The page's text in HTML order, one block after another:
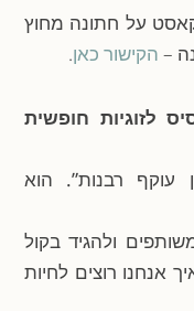
על חתונה מחוץ
–הקישור כאן.
לזוגיות חופשית
רבנות”. הוא
ולהגיד בקול
אנחנו רוצים לחיות